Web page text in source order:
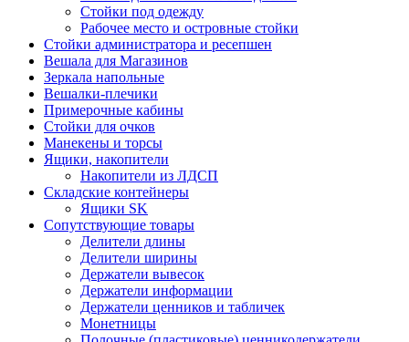
Стойки под одежду
Рабочее место и островные стойки
Стойки администратора и ресепшен
Вешала для Магазинов
Зеркала напольные
Вешалки-плечики
Примерочные кабины
Стойки для очков
Манекены и торсы
Ящики, накопители
Накопители из ЛДСП
Складские контейнеры
Ящики SK
Сопутствующие товары
Делители длины
Делители ширины
Держатели вывесок
Держатели информации
Держатели ценников и табличек
Монетницы